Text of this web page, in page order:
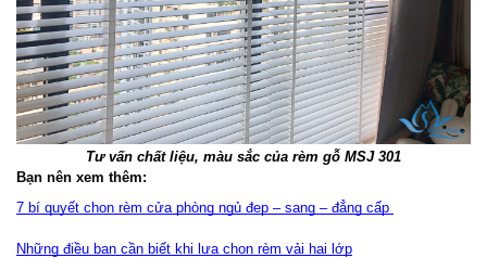
Tư vấn chất liệu, màu sắc của rèm gỗ MSJ 301
Bạn nên xem thêm:
7 bí quyết chọn rèm cửa phòng ngủ đẹp – sang – đẳng cấp
Những điều bạn cần biết khi lựa chọn rèm vải hai lớp